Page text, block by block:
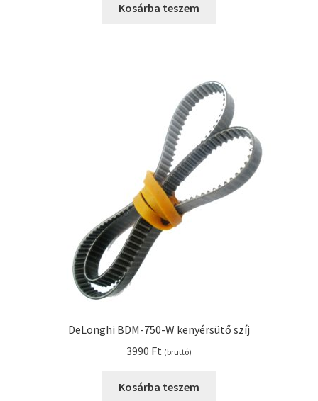
Kosárba teszem
DeLonghi BDM-750-W kenyérsütő szíj
3990 Ft (bruttó)
Kosárba teszem